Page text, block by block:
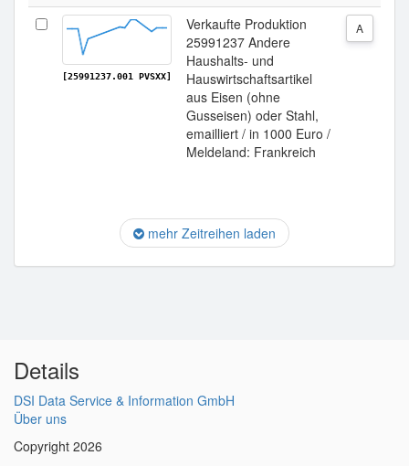
[25991237.001 PVSXX]
Verkaufte Produktion
25991237 Andere
Haushalts- und
Hauswirtschaftsartikel
aus Eisen (ohne
Gusseisen) oder Stahl,
emailliert / in 1000 Euro /
Meldeland: Frankreich
A
mehr Zeitreihen laden
Details
DSI Data Service & Information GmbH
Über uns
Copyright 2026